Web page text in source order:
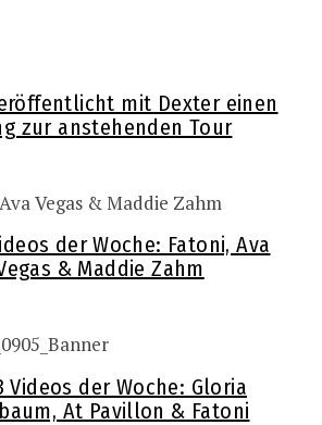
mit Dexter einen
zur anstehenden Tour
der Woche: Fatoni, Ava
& Maddie Zahm
Videos der Woche: Gloria
At Pavillon & Fatoni